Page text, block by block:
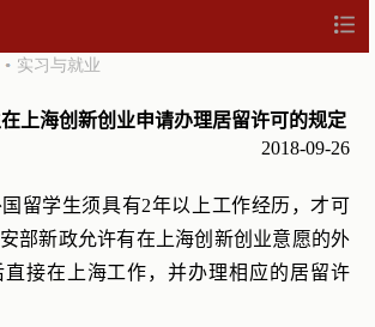
实习与就业
上海创新创业申请办理居留许可的规定
2018-09-26
留学生须具有2年以上工作经历，才可
部新政允许有在上海创新创业意愿的外
直接在上海工作，并办理相应的居留许